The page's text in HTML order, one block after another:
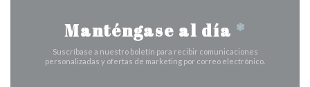
Manténgase al día *
Suscríbase a nuestro boletín para recibir comunicaciones
personalizadas y ofertas de marketing por correo electrónico.